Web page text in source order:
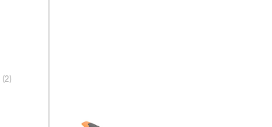
(2)